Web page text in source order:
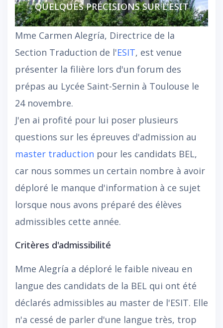
QUELQUES PRÉCISIONS SUR L'ESIT
Mme Carmen Alegría, Directrice de la
Section Traduction de l'ESIT, est venue
présenter la filière lors d'un forum des
prépas au Lycée Saint-Sernin à Toulouse le
24 novembre.
J'en ai profité pour lui poser plusieurs
questions sur les épreuves d'admission au
master traduction pour les candidats BEL,
car nous sommes un certain nombre à avoir
déploré le manque d'information à ce sujet
lorsque nous avons préparé des élèves
admissibles cette année.
Critères d'admissibilité
Mme Alegría a déploré le faible niveau en
langue des candidats de la BEL qui ont été
déclarés admissibles au master de l'ESIT. Elle
n'a cessé de parler d'une langue très, trop